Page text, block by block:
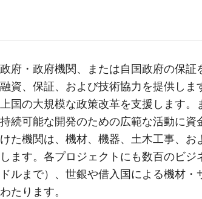
府・政府機関、または自国政府の保証
資、保証、および技術協力を提供しま
国の大規模な政策改革を支援します。
続可能な開発のための広範な活動に資
た機関は、機材、機器、土木工事、お
ます。各プロジェクトにも数百のビジ
ルまで）、世銀や借入国による機材・
たります。